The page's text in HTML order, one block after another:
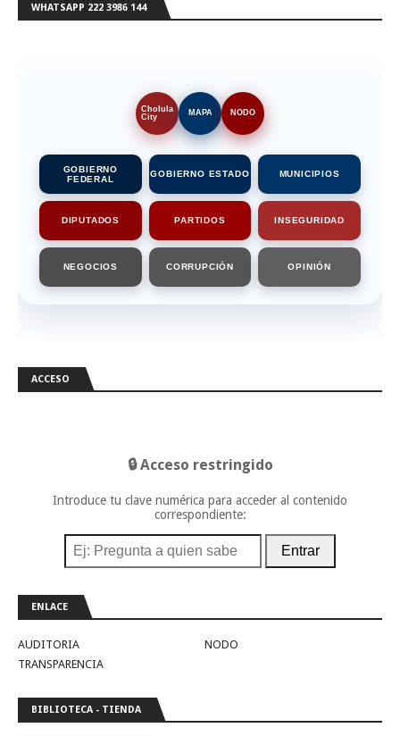
WHATSAPP 222 3986 144
Cholula
City
MAPA NODO
GOBIERNO
FEDERAL
GOBIERNO ESTADO MUNICIPIOS
DIPUTADOS PARTIDOS INSEGURIDAD
NEGOCIOS CORRUPCIÓN OPINIÓN
ACCESO
🔒 Acceso restringido
Introduce tu clave numérica para acceder al contenido
correspondiente:
Entrar
ENLACE
AUDITORIA
NODO
TRANSPARENCIA
BIBLIOTECA - TIENDA